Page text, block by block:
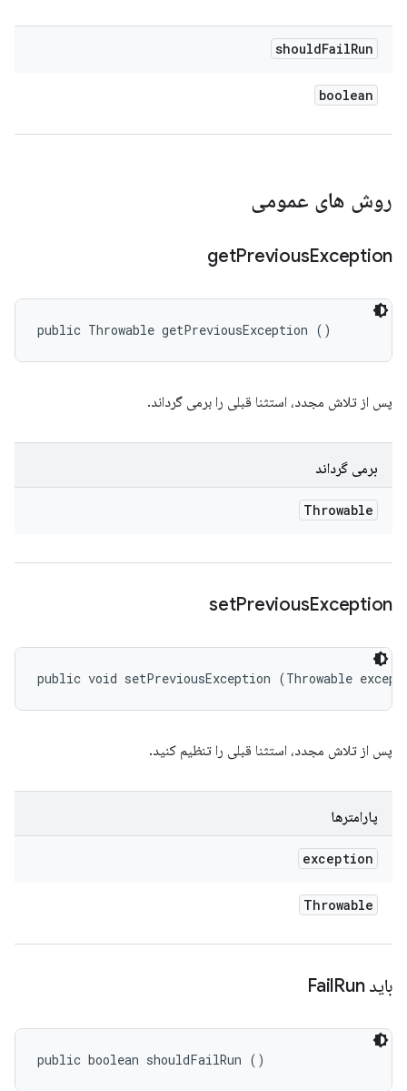
shouldFailRun
boolean
روش های عمومی
getPreviousException
public Throwable getPreviousException ()
پس از تلاش مجدد، استثنا قبلی را برمی گرداند.
برمی گرداند
Throwable
setPreviousException
public void setPreviousException (Throwable
پس از تلاش مجدد، استثنا قبلی را تنظیم کنید.
پارامترها
exception
Throwable
باید FailRun
public boolean shouldFailRun ()